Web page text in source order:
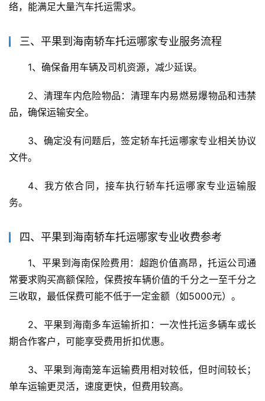
络，能满足大量汽车托运需求。
三、平果到海南轿车托运哪家专业服务流程
1、确保备用车辆及司机资源，减少延误。
2、清理车内危险物品：清理车内易燃易爆物品和违禁
品，确保运输安全。
3、确定没有问题后，签定轿车托运哪家专业相关协议
文件。
4、我方依合同，接车执行轿车托运哪家专业运输服
务。
四、平果到海南轿车托运哪家专业收费参考
1、平果到海南保险费用：超跑价值高昂，托运公司通
常要求购买高额保险，保费按车辆价值的千分之一至千分之
三收取，最低保费可能不低于一定金额（如5000元）。
2、平果到海南多车运输折扣：一次性托运多辆车或长
期合作客户，可能享受费用折扣优惠。
3、平果到海南笼车运输费用相对较低，但时间较长；
单车运输更灵活，速度更快，但费用较高。